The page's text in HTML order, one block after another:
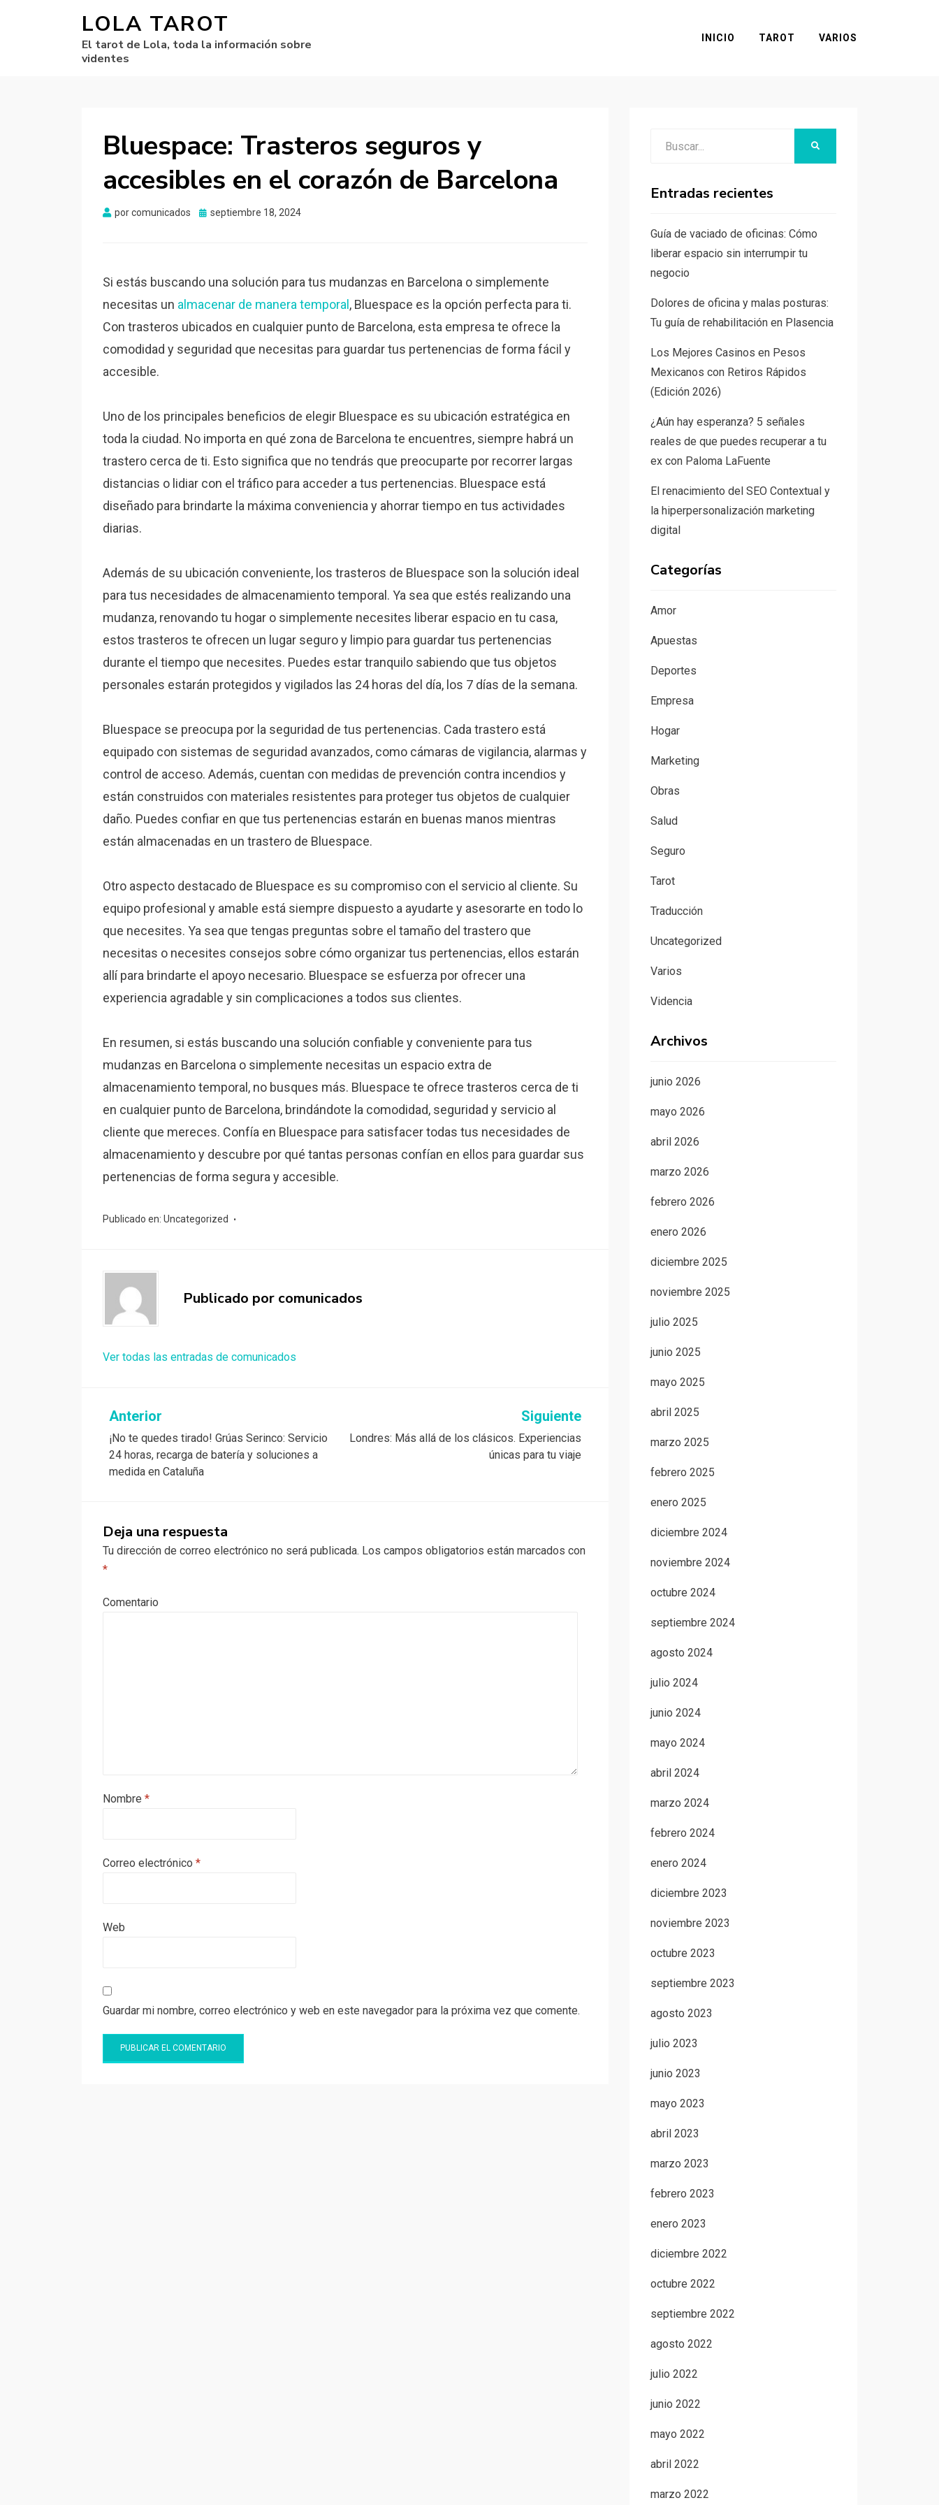
LOLA TAROT
El tarot de Lola, toda la información sobre
videntes
INICIO TAROT VARIOS
Bluespace: Trasteros seguros y
accesibles en el corazón de Barcelona
porcomunicados
Publicado
septiembre 18, 2024
Si estás buscando una solución para tus mudanzas en Barcelona o simplemente
necesitas un almacenar de manera temporal , Bluespace es la opción perfecta para ti.
Con trasteros ubicados en cualquier punto de Barcelona, esta empresa te ofrece la
comodidad y seguridad que necesitas para guardar tus pertenencias de forma fácil y
accesible.
Uno de los principales beneficios de elegir Bluespace es su ubicación estratégica en
toda la ciudad. No importa en qué zona de Barcelona te encuentres, siempre habrá un
trastero cerca de ti. Esto significa que no tendrás que preocuparte por recorrer largas
distancias o lidiar con el tráfico para acceder a tus pertenencias. Bluespace está
diseñado para brindarte la máxima conveniencia y ahorrar tiempo en tus actividades
diarias.
Además de su ubicación conveniente, los trasteros de Bluespace son la solución ideal
para tus necesidades de almacenamiento temporal. Ya sea que estés realizando una
mudanza, renovando tu hogar o simplemente necesites liberar espacio en tu casa,
estos trasteros te ofrecen un lugar seguro y limpio para guardar tus pertenencias
durante el tiempo que necesites. Puedes estar tranquilo sabiendo que tus objetos
personales estarán protegidos y vigilados las 24 horas del día, los 7 días de la semana.
Bluespace se preocupa por la seguridad de tus pertenencias. Cada trastero está
equipado con sistemas de seguridad avanzados, como cámaras de vigilancia, alarmas y
control de acceso. Además, cuentan con medidas de prevención contra incendios y
están construidos con materiales resistentes para proteger tus objetos de cualquier
daño. Puedes confiar en que tus pertenencias estarán en buenas manos mientras
están almacenadas en un trastero de Bluespace.
Otro aspecto destacado de Bluespace es su compromiso con el servicio al cliente. Su
equipo profesional y amable está siempre dispuesto a ayudarte y asesorarte en todo lo
que necesites. Ya sea que tengas preguntas sobre el tamaño del trastero que
necesitas o necesites consejos sobre cómo organizar tus pertenencias, ellos estarán
allí para brindarte el apoyo necesario. Bluespace se esfuerza por ofrecer una
experiencia agradable y sin complicaciones a todos sus clientes.
En resumen, si estás buscando una solución confiable y conveniente para tus
mudanzas en Barcelona o simplemente necesitas un espacio extra de
almacenamiento temporal, no busques más. Bluespace te ofrece trasteros cerca de ti
en cualquier punto de Barcelona, brindándote la comodidad, seguridad y servicio al
cliente que mereces. Confía en Bluespace para satisfacer todas tus necesidades de
almacenamiento y descubre por qué tantas personas confían en ellos para guardar sus
pertenencias de forma segura y accesible.
Publicado en: Uncategorized
Publicado por comunicados
Ver todas las entradas de comunicados
Navegación
de
entradas
Anterior
¡No te quedes tirado! Grúas Serinco: Servicio
24 horas, recarga de batería y soluciones a
medida en Cataluña
Siguiente
Londres: Más allá de los clásicos. Experiencias
únicas para tu viaje
Deja una respuesta
Tu dirección de correo electrónico no será publicada. Los campos obligatorios están marcados con
*
Comentario
Nombre *
Correo electrónico *
Web
Guardar mi nombre, correo electrónico y web en este navegador para la próxima vez que comente.
Entradas recientes
Guía de vaciado de oficinas: Cómo
liberar espacio sin interrumpir tu
negocio
Dolores de oficina y malas posturas:
Tu guía de rehabilitación en Plasencia
Los Mejores Casinos en Pesos
Mexicanos con Retiros Rápidos
(Edición 2026)
¿Aún hay esperanza? 5 señales
reales de que puedes recuperar a tu
ex con Paloma LaFuente
El renacimiento del SEO Contextual y
la hiperpersonalización marketing
digital
Categorías
Amor
Apuestas
Deportes
Empresa
Hogar
Marketing
Obras
Salud
Seguro
Tarot
Traducción
Uncategorized
Varios
Videncia
Archivos
junio 2026
mayo 2026
abril 2026
marzo 2026
febrero 2026
enero 2026
diciembre 2025
noviembre 2025
julio 2025
junio 2025
mayo 2025
abril 2025
marzo 2025
febrero 2025
enero 2025
diciembre 2024
noviembre 2024
octubre 2024
septiembre 2024
agosto 2024
julio 2024
junio 2024
mayo 2024
abril 2024
marzo 2024
febrero 2024
enero 2024
diciembre 2023
noviembre 2023
octubre 2023
septiembre 2023
agosto 2023
julio 2023
junio 2023
mayo 2023
abril 2023
marzo 2023
febrero 2023
enero 2023
diciembre 2022
octubre 2022
septiembre 2022
agosto 2022
julio 2022
junio 2022
mayo 2022
abril 2022
marzo 2022